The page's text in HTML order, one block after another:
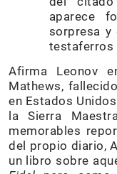
aparece
sorpresa
testaferros
Afirma Leonov
Mathews,
en Estados
la Sierra
memorables
del propio diario,
un libro sobre